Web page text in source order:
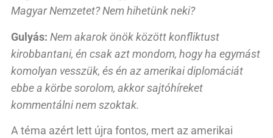
Magyar Nemzetet? Nem hihetünk neki?
Gulyás: Nem akarok önök között konfliktust
kirobbantani, én csak azt mondom, hogy ha egymást
komolyan vesszük, és én az amerikai diplomáciát
ebbe a körbe sorolom, akkor sajtóhíreket
kommentálni nem szoktak.
A téma azért lett újra fontos, mert az amerikai